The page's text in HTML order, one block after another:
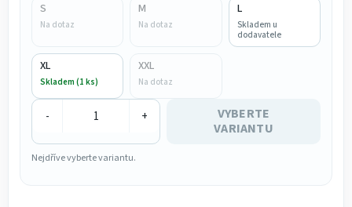
S
Na dotaz
M
Na dotaz
L
Skladem u
dodavatele
XL
Skladem (1 ks)
XXL
Na dotaz
- +
VYBERTE
VARIANTU
Nejdříve vyberte variantu.